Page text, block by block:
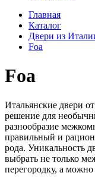
Главная
Каталог
Двери из
Foa
Foa
Итальянские двери
решение для
разнообразие
правильный и
рода. Уникальность
выбрать не только
перегородку, а